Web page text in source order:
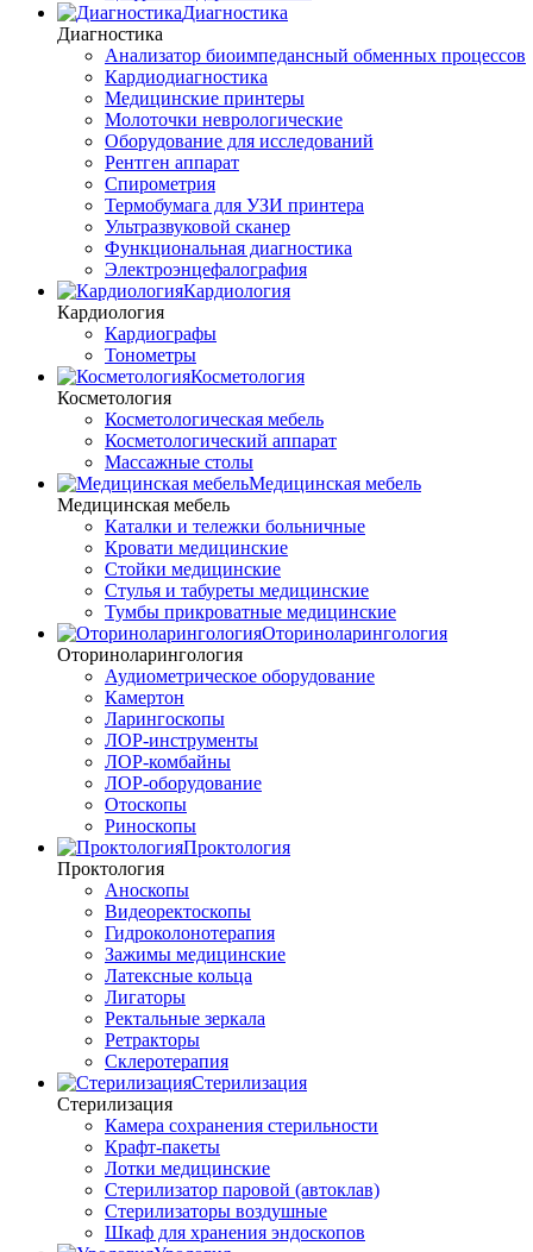
Диагностика
Диагностика
Анализатор биоимпедансный обменных процессов
Кардиодиагностика
Медицинские принтеры
Молоточки неврологические
Оборудование для исследований
Рентген аппарат
Спирометрия
Термобумага для УЗИ принтера
Ультразвуковой сканер
Функциональная диагностика
Электроэнцефалография
Кардиология
Кардиология
Кардиографы
Тонометры
Косметология
Косметология
Косметологическая мебель
Косметологический аппарат
Массажные столы
Медицинская мебель
Медицинская мебель
Каталки и тележки больничные
Кровати медицинские
Стойки медицинские
Стулья и табуреты медицинские
Тумбы прикроватные медицинские
Оториноларингология
Оториноларингология
Аудиометрическое оборудование
Камертон
Ларингоскопы
ЛОР-инструменты
ЛОР-комбайны
ЛОР-оборудование
Отоскопы
Риноскопы
Проктология
Проктология
Аноскопы
Видеоректоскопы
Гидроколонотерапия
Зажимы медицинские
Латексные кольца
Лигаторы
Ректальные зеркала
Ретракторы
Склеротерапия
Стерилизация
Стерилизация
Камера сохранения стерильности
Крафт-пакеты
Лотки медицинские
Стерилизатор паровой (автоклав)
Стерилизаторы воздушные
Шкаф для хранения эндоскопов